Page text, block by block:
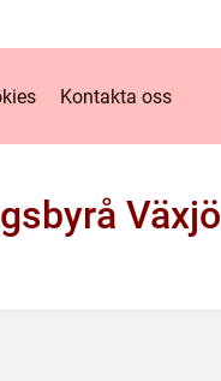
Kontakta oss
Växjö